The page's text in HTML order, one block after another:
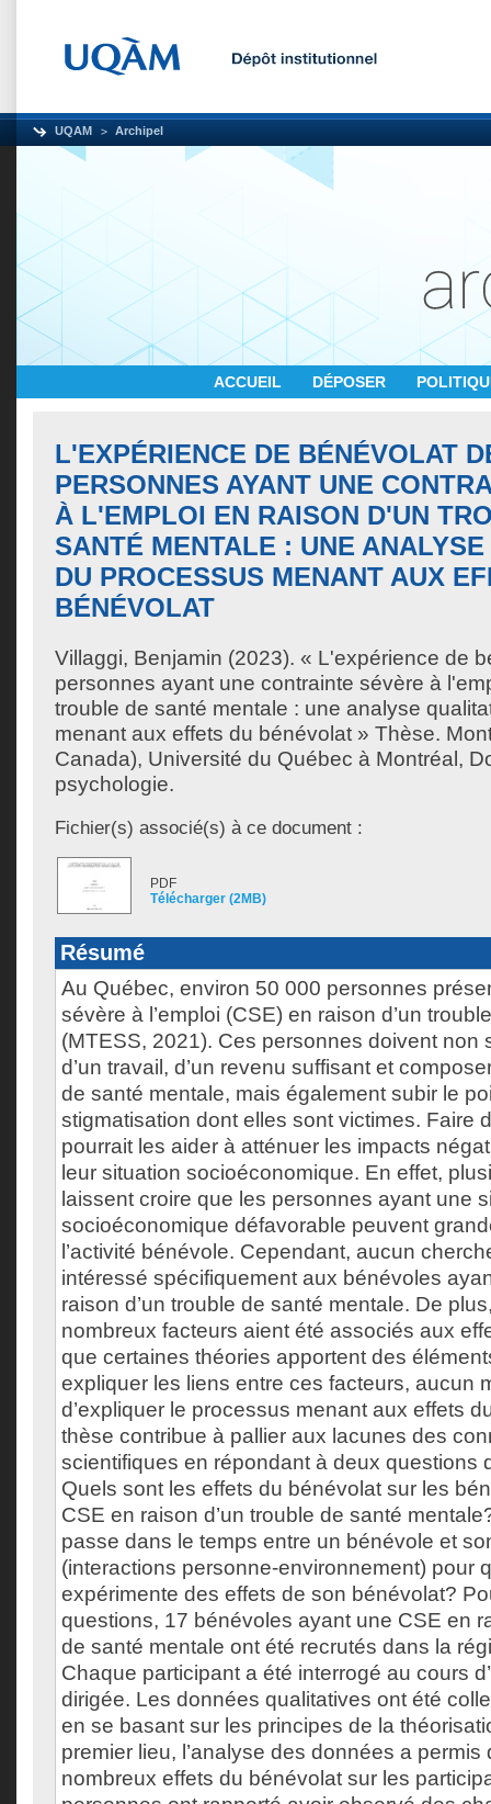
UQAM Archipel
ACCUEIL DÉPOSER
L'EXPÉRIENCE DE BÉNÉVOLAT
PERSONNES AYANT UNE
À L'EMPLOI EN RAISON D'UN
SANTÉ MENTALE : UNE
DU PROCESSUS MENANT AUX
BÉNÉVOLAT
Villaggi, Benjamin (2023). « L'expérience de
personnes ayant une contrainte sévère à
trouble de santé mentale : une analyse
menant aux effets du bénévolat » Thèse.
Canada), Université du Québec à Montréal,
psychologie.
Fichier(s) associé(s) à ce document :
PDF
Télécharger (2MB)
Résumé
Au Québec, environ 50 000 personnes
sévère à l’emploi (CSE) en raison d’un
(MTESS, 2021). Ces personnes doivent non
d’un travail, d’un revenu suffisant et
de santé mentale, mais également subir le
stigmatisation dont elles sont victimes. Faire
pourrait les aider à atténuer les impacts
leur situation socioéconomique. En effet,
laissent croire que les personnes ayant une
socioéconomique défavorable peuvent
l’activité bénévole. Cependant, aucun
intéressé spécifiquement aux bénévoles
raison d’un trouble de santé mentale. De
nombreux facteurs aient été associés aux
que certaines théories apportent des
expliquer les liens entre ces facteurs, aucun
d’expliquer le processus menant aux effets
thèse contribue à pallier aux lacunes des
scientifiques en répondant à deux questions
Quels sont les effets du bénévolat sur les
CSE en raison d’un trouble de santé
passe dans le temps entre un bénévole et
(interactions personne-environnement) pour
expérimente des effets de son bénévolat?
questions, 17 bénévoles ayant une CSE en
de santé mentale ont été recrutés dans la
Chaque participant a été interrogé au cours
dirigée. Les données qualitatives ont été
en se basant sur les principes de la
premier lieu, l’analyse des données a permis
nombreux effets du bénévolat sur les